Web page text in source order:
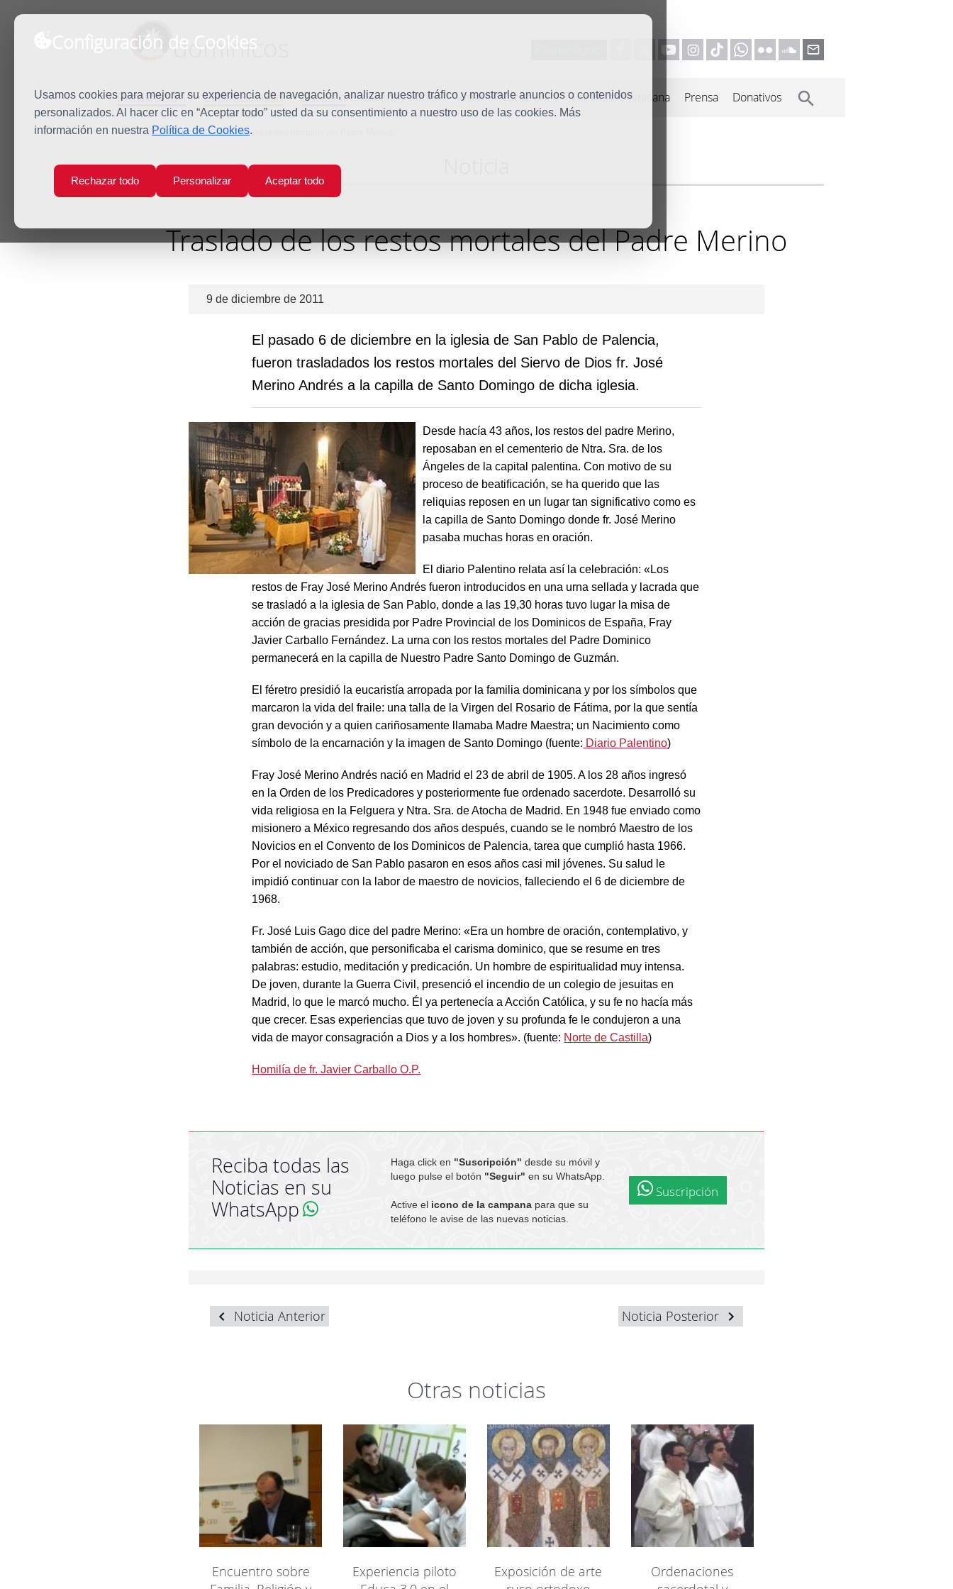
Configuración de Cookies
Usamos cookies para mejorar su experiencia de navegación, analizar nuestro tráfico y mostrarle anuncios o contenidos
personalizados. Al hacer clic en “Aceptar todo” usted da su consentimiento a nuestro uso de las cookies. Más
información en nuestra Política de Cookies.
Rechazar todo Personalizar Aceptar todo
dominicos
Predicación Espiritualidad Estudio Quiénes somos Misión Vocaciones Familia Dominicana Prensa Donativos
Inicio Noticias Traslado de los restos mortales del Padre Merino
Traslado de los restos mortales del Padre Merino
9 de diciembre de 2011
El pasado 6 de diciembre en la iglesia de San Pablo de Palencia,
fueron trasladados los restos mortales del Siervo de Dios fr. José
Merino Andrés a la capilla de Santo Domingo de dicha iglesia.
Desde hacía 43 años, los restos del padre Merino,
reposaban en el cementerio de Ntra. Sra. de los
Ángeles de la capital palentina. Con motivo de su
proceso de beatificación, se ha querido que las
reliquias reposen en un lugar tan significativo como es
la capilla de Santo Domingo donde fr. José Merino
pasaba muchas horas en oración.
El diario Palentino relata así la celebración: «Los
restos de Fray José Merino Andrés fueron introducidos en una urna sellada y lacrada que
se trasladó a la iglesia de San Pablo, donde a las 19,30 horas tuvo lugar la misa de
acción de gracias presidida por Padre Provincial de los Dominicos de España, Fray
Javier Carballo Fernández. La urna con los restos mortales del Padre Dominico
permanecerá en la capilla de Nuestro Padre Santo Domingo de Guzmán.
El féretro presidió la eucaristía arropada por la familia dominicana y por los símbolos que
marcaron la vida del fraile: una talla de la Virgen del Rosario de Fátima, por la que sentía
gran devoción y a quien cariñosamente llamaba Madre Maestra; un Nacimiento como
símbolo de la encarnación y la imagen de Santo Domingo (fuente: Diario Palentino)
Fray José Merino Andrés nació en Madrid el 23 de abril de 1905. A los 28 años ingresó
en la Orden de los Predicadores y posteriormente fue ordenado sacerdote. Desarrolló su
vida religiosa en la Felguera y Ntra. Sra. de Atocha de Madrid. En 1948 fue enviado como
misionero a México regresando dos años después, cuando se le nombró Maestro de los
Novicios en el Convento de los Dominicos de Palencia, tarea que cumplió hasta 1966.
Por el noviciado de San Pablo pasaron en esos años casi mil jóvenes. Su salud le
impidió continuar con la labor de maestro de novicios, falleciendo el 6 de diciembre de
1968.
Fr. José Luis Gago dice del padre Merino: «Era un hombre de oración, contemplativo, y
también de acción, que personificaba el carisma dominico, que se resume en tres
palabras: estudio, meditación y predicación. Un hombre de espiritualidad muy intensa.
De joven, durante la Guerra Civil, presenció el incendio de un colegio de jesuitas en
Madrid, lo que le marcó mucho. Él ya pertenecía a Acción Católica, y su fe no hacía más
que crecer. Esas experiencias que tuvo de joven y su profunda fe le condujeron a una
vida de mayor consagración a Dios y a los hombres». (fuente: Norte de Castilla)
Homilía de fr. Javier Carballo O.P.
Reciba todas las
Noticias en su
WhatsApp
Haga click en "Suscripción" desde su móvil y
luego pulse el botón "Seguir" en su WhatsApp.
Active el icono de la campanapara que su
teléfono le avise de las nuevas noticias.
Suscripción
Noticia Posterior
Noticia Anterior
Otras noticias
Encuentro sobre
Experiencia piloto
Exposición de arte
Ordenaciones